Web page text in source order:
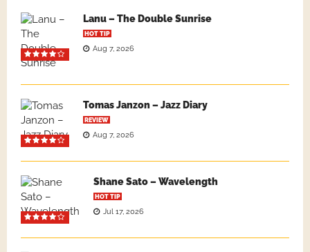
Lanu – The Double Sunrise
HOT TIP
Aug 7, 2026
Tomas Janzon – Jazz Diary
REVIEW
Aug 7, 2026
Shane Sato – Wavelength
HOT TIP
Jul 17, 2026